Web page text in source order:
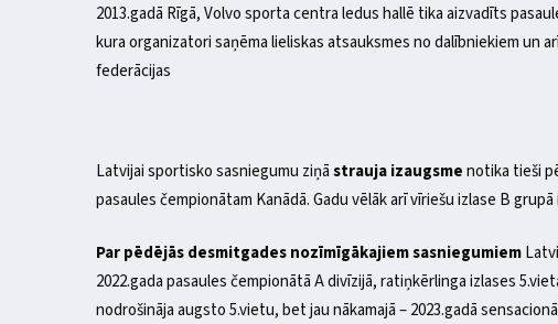
2013.gadā Rīgā, Volvo sporta centra ledus hallē tika aizvadīts
kura organizatori saņēma lieliskas atsauksmes no dalībniekiem un
federācijas
Latvijai sportisko sasniegumu ziņāstrauja izaugsmenotika tieši
pasaules čempionātam Kanādā. Gadu vēlāk arī vīriešu izlase B
Par pēdējās desmitgades nozīmīgākajiem sasniegumiem
2022.gada pasaules čempionātā A divīzijā, ratiņkērlinga izlases
nodrošināja augsto 5.vietu, bet jau nākamajā – 2023.gadā